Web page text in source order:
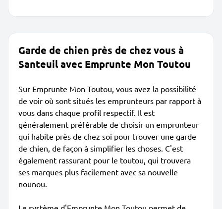
Garde de chien près de chez vous à
Santeuil avec Emprunte Mon Toutou
Sur Emprunte Mon Toutou, vous avez la possibilité
de voir où sont situés les emprunteurs par rapport à
vous dans chaque profil respectif. Il est
généralement préférable de choisir un emprunteur
qui habite près de chez soi pour trouver une garde
de chien, de façon à simplifier les choses. C'est
également rassurant pour le toutou, qui trouvera
ses marques plus facilement avec sa nouvelle
nounou.